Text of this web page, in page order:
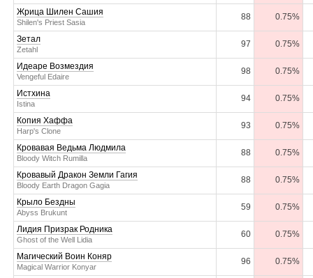
Жрица Шилен Сашия
Shilen's Priest Sasia
88 0.75%
Зетал
Zetahl
97 0.75%
Идеаре Возмездия
Vengeful Edaire
98 0.75%
Истхина
Istina
94 0.75%
Копия Хаффа
Harp's Clone
93 0.75%
Кровавая Ведьма Людмила
Bloody Witch Rumilla
88 0.75%
Кровавый Дракон Земли Гагия
Bloody Earth Dragon Gagia
88 0.75%
Крыло Бездны
Abyss Brukunt
59 0.75%
Лидия Призрак Родника
Ghost of the Well Lidia
60 0.75%
Магический Воин Коняр
Magical Warrior Konyar
96 0.75%